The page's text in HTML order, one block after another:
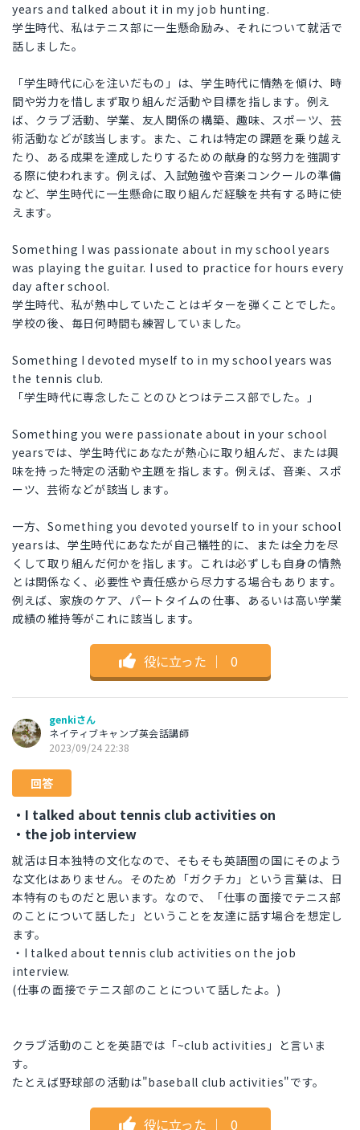
years and talked about it in my job hunting.
学生時代、私はテニス部に一生懸命励み、それについて就活で
話しました。
「学生時代に心を注いだもの」は、学生時代に情熱を傾け、時
間や労力を惜しまず取り組んだ活動や目標を指します。例え
ば、クラブ活動、学業、友人関係の構築、趣味、スポーツ、芸
術活動などが該当します。また、これは特定の課題を乗り越え
たり、ある成果を達成したりするための献身的な努力を強調す
る際に使われます。例えば、入試勉強や音楽コンクールの準備
など、学生時代に一生懸命に取り組んだ経験を共有する時に使
えます。
Something I was passionate about in my school years
was playing the guitar. I used to practice for hours every
day after school.
学生時代、私が熱中していたことはギターを弾くことでした。
学校の後、毎日何時間も練習していました。
Something I devoted myself to in my school years was
the tennis club.
「学生時代に専念したことのひとつはテニス部でした。」
Something you were passionate about in your school
yearsでは、学生時代にあなたが熱心に取り組んだ、または興
味を持った特定の活動や主題を指します。例えば、音楽、スポ
ーツ、芸術などが該当します。
一方、Something you devoted yourself to in your school
yearsは、学生時代にあなたが自己犠牲的に、または全力を尽
くして取り組んだ何かを指します。これは必ずしも自身の情熱
とは関係なく、必要性や責任感から尽力する場合もあります。
例えば、家族のケア、パートタイムの仕事、あるいは高い学業
成績の維持等がこれに該当します。
役に立った ｜ 0
genkiさん
ネイティブキャンプ英会話講師
2023/09/24 22:38
回答
・I talked about tennis club activities on
・the job interview
就活は日本独特の文化なので、そもそも英語圏の国にそのよう
な文化はありません。そのため「ガクチカ」という言葉は、日
本特有のものだと思います。なので、「仕事の面接でテニス部
のことについて話した」ということを友達に話す場合を想定し
ます。
・I talked about tennis club activities on the job
interview.
(仕事の面接でテニス部のことについて話したよ。)
クラブ活動のことを英語では「~club activities」と言いま
す。
たとえば野球部の活動は"baseball club activities"です。
役に立った ｜ 0